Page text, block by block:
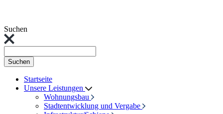
Suchen
Suchen
Startseite
Unsere Leistungen
Wohnungsbau
Stadtentwicklung und Vergabe